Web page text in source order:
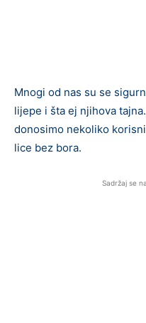
Mnogi od nas su se
lijepe i šta ej njihova
donosimo nekoliko
lice bez bora.
Sadržaj se